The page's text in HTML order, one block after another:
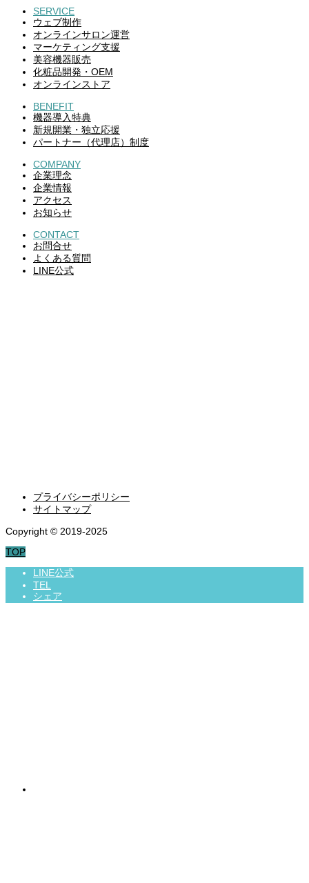
SERVICE
ウェブ制作
オンラインサロン運営
マーケティング支援
美容機器販売
化粧品開発・OEM
オンラインストア
BENEFIT
機器導入特典
新規開業・独立応援
パートナー（代理店）制度
COMPANY
企業理念
企業情報
アクセス
お知らせ
CONTACT
お問合せ
よくある質問
LINE公式
プライバシーポリシー
サイトマップ
Copyright © 2019-2025
TOP
LINE公式
TEL
シェア